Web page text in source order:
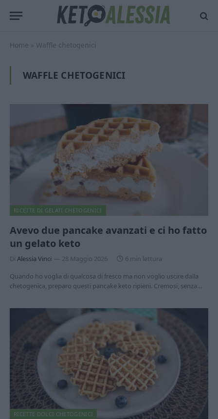
Home » Waffle chetogenici
WAFFLE CHETOGENICI
RICETTE DI GELATI CHETOGENICI
Avevo due pancake avanzati e ci ho fatto
un gelato keto
Di Alessia Vinci 28 Maggio 2026
6 min lettura
Quando ho voglia di qualcosa di fresco ma non voglio uscire dalla
chetogenica, preparo questi pancake keto ripieni. Cremosi, senza…
RICETTE DOLCI CHETOGENICI